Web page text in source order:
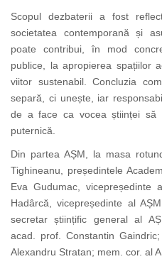
Scopul dezbaterii a fost
societatea contemporană și
poate contribui, în mod
publice, la apropierea spațiilor
viitor sustenabil. Concluzia
separă, ci unește, iar
de a face ca vocea științei
puternică.
Din partea AȘM, la masa
Tighineanu, președintele
Eva Gudumac,
Hadârcă, vicepreședinte al
secretar științific general al
acad. prof. Constantin
Alexandru Stratan; mem. cor. al